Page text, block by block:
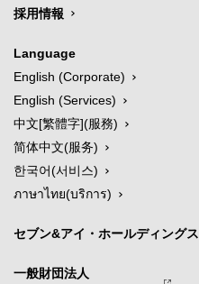
採用情報
Language
English (Corporate)
English (Services)
中文[繁體字](服務)
简体中文(服务)
한국어(서비스)
ภาษาไทย(บริการ)
セブン&アイ・ホールディングス
一般財団法人